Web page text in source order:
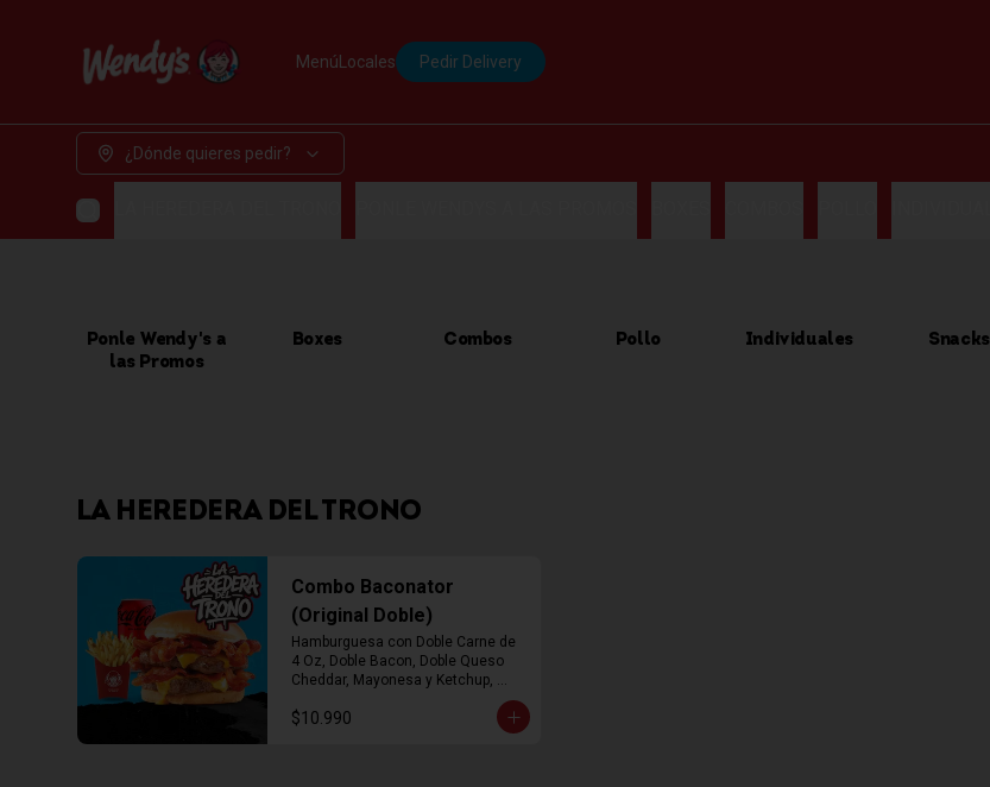
Menú Locales Pedir Delivery
¿Dónde quieres pedir?
Ponle Wendy's a
las Promos
Boxes Combos Pollo Individuales Snacks
LA HEREDERA DEL TRONO
Combo Baconator
(Original Doble)
Hamburguesa con Doble Carne de
4 Oz, Doble Bacon, Doble Queso
Cheddar, Mayonesa y Ketchup,
Papas Fritas Mediana, Bebida Lata
$10.990